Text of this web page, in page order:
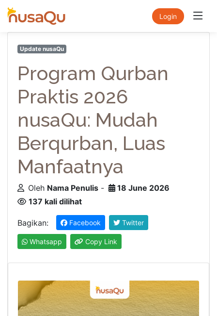
Login
Update nusaQu
Program Qurban
Praktis 2026
nusaQu: Mudah
Berqurban, Luas
Manfaatnya
Oleh Nama Penulis -
18 June 2026
137 kali dilihat
Bagikan: Facebook Twitter
Whatsapp Copy Link